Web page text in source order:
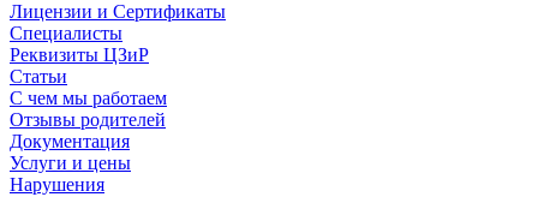
Лицензии и Сертификаты
Специалисты
Реквизиты ЦЗиР
Статьи
С чем мы работаем
Отзывы родителей
Документация
Услуги и цены
Нарушения